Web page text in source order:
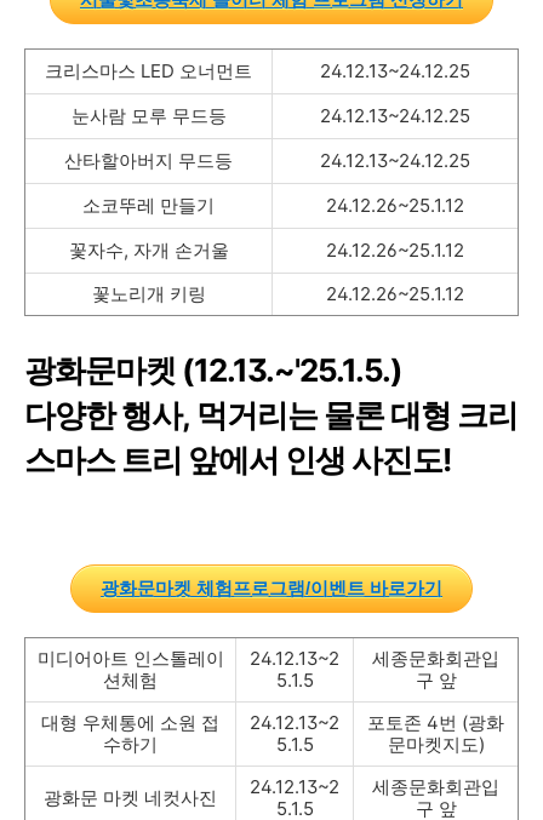
크리스마스 LED 오너먼트
24.12.13~24.12.25
눈사람 모루 무드등
24.12.13~24.12.25
산타할아버지 무드등
24.12.13~24.12.25
소코뚜레 만들기
24.12.26~25.1.12
꽃자수, 자개 손거울
24.12.26~25.1.12
꽃노리개 키링
24.12.26~25.1.12
광화문마켓 (12.13.~'25.1.5.)
다양한 행사, 먹거리는 물론 대형 크리
스마스 트리 앞에서 인생 사진도!
광화문마켓 체험프로그램/이벤트 바로가기
미디어아트 인스톨레이
션체험
24.12.13~2
5.1.5
세종문화회관입
구 앞
대형 우체통에 소원 접
수하기
24.12.13~2
5.1.5
포토존 4번 (광화
문마켓지도)
광화문 마켓 네컷사진
24.12.13~2
5.1.5
세종문화회관입
구 앞